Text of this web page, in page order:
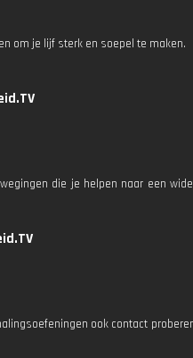
om je lijf sterk en soepel te maken.
die je helpen naar een
ook contact